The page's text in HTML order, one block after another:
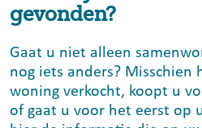
gevonden?
Gaat u niet alleen
nog iets anders? Misschien
woning verkocht, koopt u
of gaat u voor het eerst op